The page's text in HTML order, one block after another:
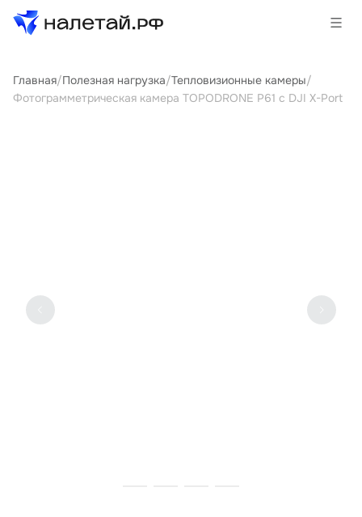
Товары
Поставщикам
Государственные программы
Главная/Полезная нагрузка/Тепловизионные камеры/
Фотограмметрическая камера TOPODRONE P61 с DJI X-Port